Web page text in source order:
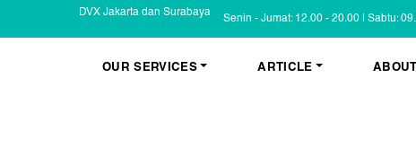
DVX Jakarta dan Surabaya
Senin - Jumat: 12.00 - 20.00 | Sabtu:
OUR SERVICES ARTICLE